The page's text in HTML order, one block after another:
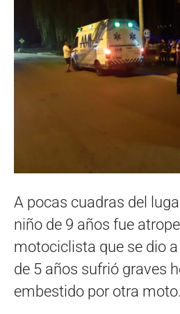
A pocas cuadras del
niño de 9 años fue
motociclista que se dio
de 5 años sufrió graves
embestido por otra moto.